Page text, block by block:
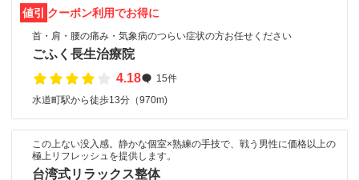
値引 クーポン利用でお得に
首・肩・腰の痛み・気象病のつらい症状の方お任せください
ごふく長生治療院
4.18
15件
水道町駅から徒歩13分（970m)
この上ない没入感。静かな個室×熟練の手技で、戦う男性に価格以上の
極上リフレッシュを提供します。
台湾式リラックス整体